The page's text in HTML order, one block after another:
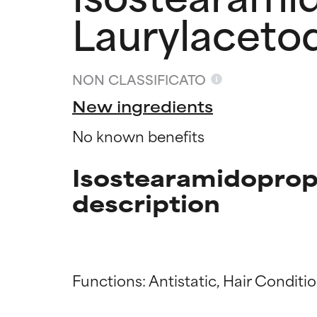
NON CLASSIFICATO
New ingredients
No known benefits
description
Functions: Antistatic, Hair